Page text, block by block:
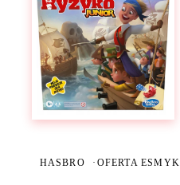
HASBRO · OFERTA ESMYK